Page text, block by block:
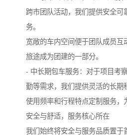
跨市团队活动，我们提供安全可
务。
宽敞的车内空间便于团队成员互
旅途成为团建的一部分。
- 中长期包车服务：对于项目考
勤等需求，我们提供灵活的长期
使用频率和行程特点定制服务，
安全与舒适，服务核心所在
我们始终将安全与服务品质置于